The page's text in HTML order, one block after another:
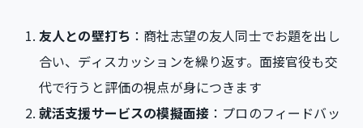
友人との壁打ち ：商社志望の友人同士でお題を出し
合い、ディスカッションを繰り返す。面接官役も交
代で行うと評価の視点が身につきます
就活支援サービスの模擬面接 ：プロのフィードバッ